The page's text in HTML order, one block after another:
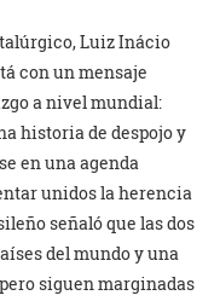
Luiz Inácio
con un mensaje
a nivel mundial:
historia de despojo y
en una agenda
unidos la herencia
señaló que las dos
del mundo y una
siguen marginadas